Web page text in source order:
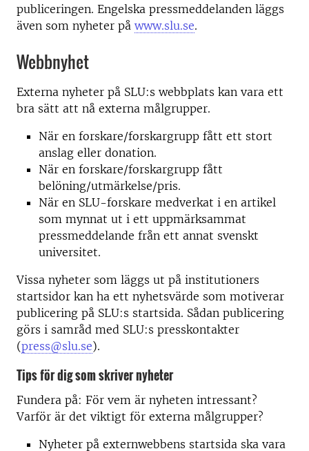
publiceringen. Engelska pressmeddelanden läggs
även som nyheter på www.slu.se.
Webbnyhet
Externa nyheter på SLU:s webbplats kan vara ett
bra sätt att nå externa målgrupper.
När en forskare/forskargrupp fått ett stort
anslag eller donation.
När en forskare/forskargrupp fått
belöning/utmärkelse/pris.
När en SLU-forskare medverkat i en artikel
som mynnat ut i ett uppmärksammat
pressmeddelande från ett annat svenskt
universitet.
Vissa nyheter som läggs ut på institutioners
startsidor kan ha ett nyhetsvärde som motiverar
publicering på SLU:s startsida. Sådan publicering
görs i samråd med SLU:s presskontakter
(press@slu.se).
Tips för dig som skriver nyheter
Fundera på: För vem är nyheten intressant?
Varför är det viktigt för externa målgrupper?
Nyheter på externwebbens startsida ska vara